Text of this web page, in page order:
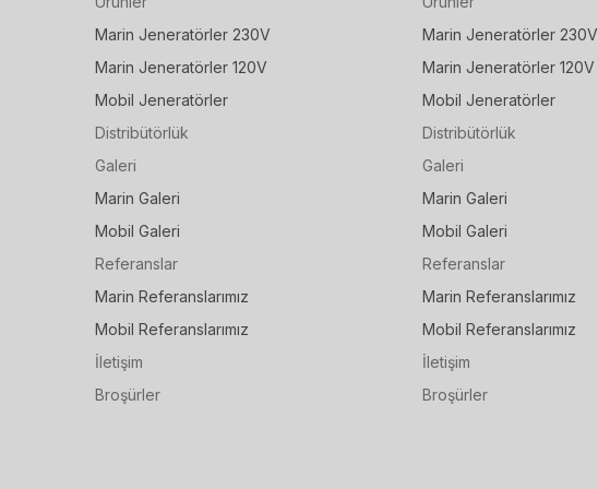
Marin Jeneratörler 230V
Marin Jeneratörler 120V
Mobil Jeneratörler
Distribütörlük
Galeri
Marin Galeri
Mobil Galeri
Referanslar
Marin Referanslarımız
Mobil Referanslarımız
İletişim
Broşürler
Marin Jeneratörler 230V
Marin Jeneratörler 120V
Mobil Jeneratörler
Distribütörlük
Galeri
Marin Galeri
Mobil Galeri
Referanslar
Marin Referanslarımız
Mobil Referanslarımız
İletişim
Broşürler